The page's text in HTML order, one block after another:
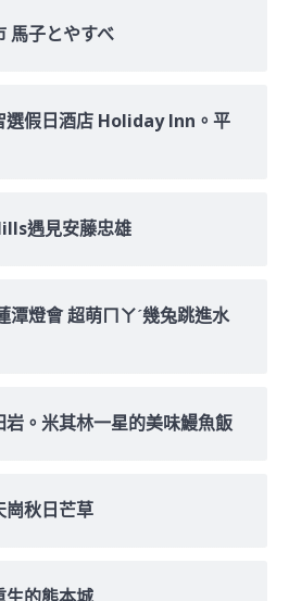
馬子とやすべ
選假日酒店 Holiday Inn。平
遇見安藤忠雄
潭燈會 超萌ㄇㄚˊ幾兔跳進水
岩。米其林一星的美味鰻魚飯
崗秋日芒草